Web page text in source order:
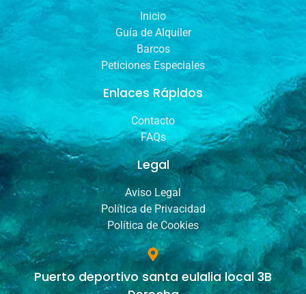
Inicio
Guía de Alquiler
Barcos
Peticiones Especiales
Enlaces Rápidos
Contacto
FAQs
Legal
Aviso Legal
Política de Privacidad
Política de Cookies
Puerto deportivo santa eulalia local 3B